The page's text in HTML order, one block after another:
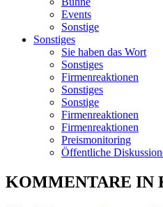
Events
Sonstige
Sonstiges
Sie haben das Wort
Sonstiges
Firmenreaktionen
Sonstiges
Sonstige
Firmenreaktionen
Firmenreaktionen
Preismonitoring
Öffentliche
KOMMENTARE IN